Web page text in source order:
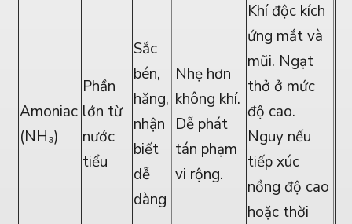
Amoniac
(NH₃)
Phần
lớn từ
nước
tiểu
Sắc
bén,
hăng,
nhận
biết
dễ
dàng
Nhẹ hơn
không khí.
Dễ phát
tán phạm
vi rộng.
Khí độc kích
ứng mắt và
mũi. Ngạt
thở ở mức
độ cao.
Nguy nếu
tiếp xúc
nồng độ cao
hoặc thời